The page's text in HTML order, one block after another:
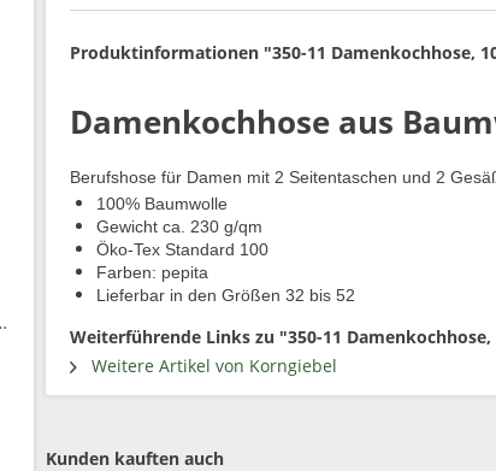
Produktinformationen "350-11 Damenkochhose,
Damenkochhose aus
Berufshose für Damen mit 2 Seitentaschen und 2
100% Baumwolle
Gewicht ca. 230 g/qm
Öko-Tex Standard 100
Farben: pepita
Lieferbar in den Größen 32 bis 52
Weiterführende Links zu "350-11
Weitere Artikel von Korngiebel
Kunden kauften auch